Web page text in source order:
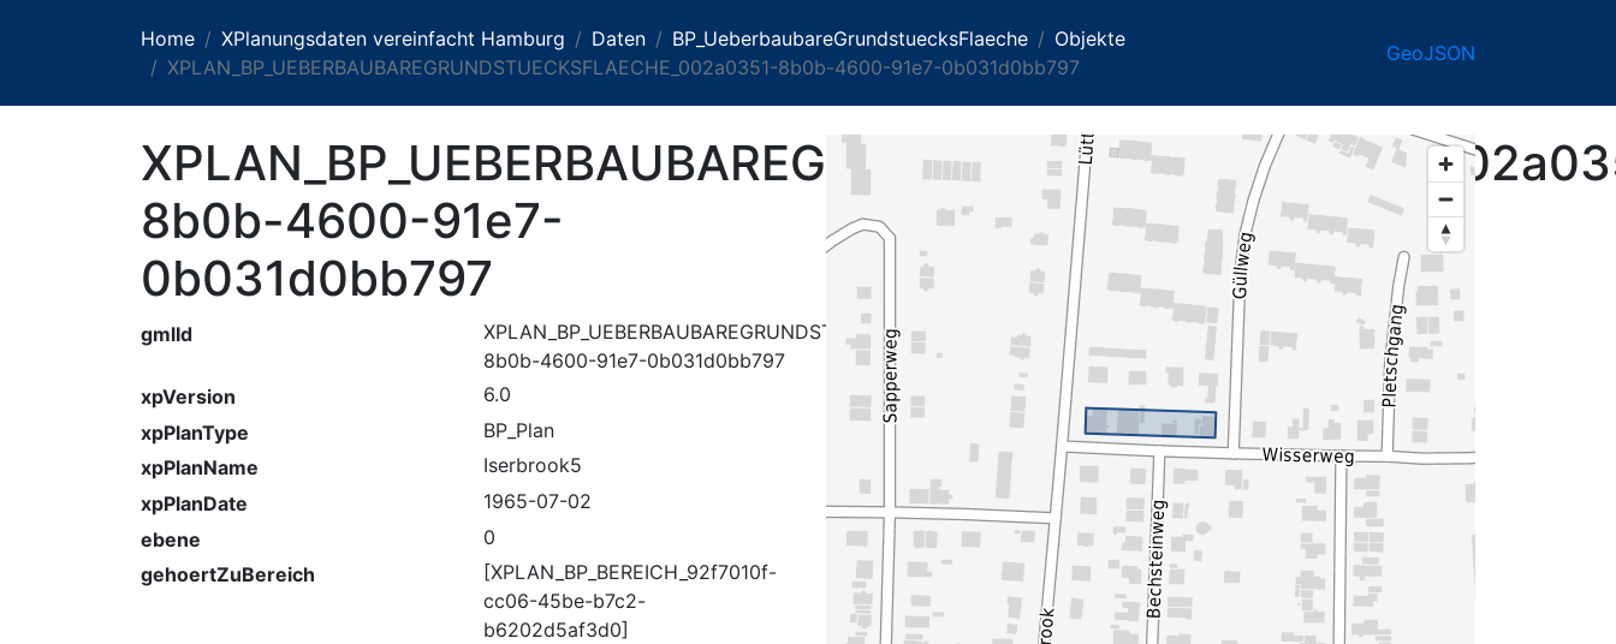
Home XPlanungsdaten vereinfacht Hamburg Daten BP_UeberbaubareGrundstuecksFlaeche
Objekte
XPLAN_BP_UEBERBAUBAREGRUNDSTUECKSFLAECHE_002a0351-8b0b-4600-91e7-0b031d0bb797
GeoJSON
8b0b-4600-91e7-
0b031d0bb797
gmlId
XPLAN_BP_UEBERBAUBAREGRUNDSTUECKSFLAECHE_002a0351-
8b0b-4600-91e7-0b031d0bb797
xpVersion
6.0
xpPlanType
BP_Plan
xpPlanName
Iserbrook5
xpPlanDate
1965-07-02
ebene
0
gehoertZuBereich
[XPLAN_BP_BEREICH_92f7010f-
cc06-45be-b7c2-
b6202d5af3d0]